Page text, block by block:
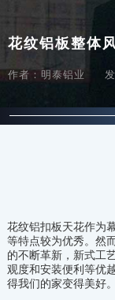
花纹铝板整体
作者：明泰铝业
花纹铝扣板天花作为
等特点较为优秀。然
的不断革新，新式工
观度和安装便利等优
得我们的家变得美好。